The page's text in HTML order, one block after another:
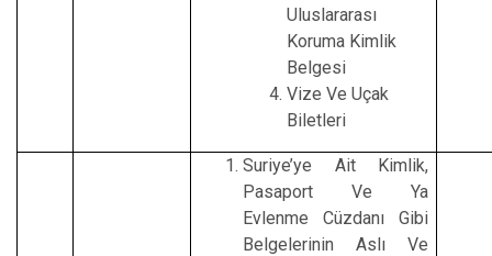
Uluslararası
Koruma Kimlik
Belgesi
Vize Ve Uçak
Biletleri
Suriye’ye Ait Kimlik,
Pasaport Ve Ya
Evlenme Cüzdanı Gibi
Belgelerinin Aslı Ve